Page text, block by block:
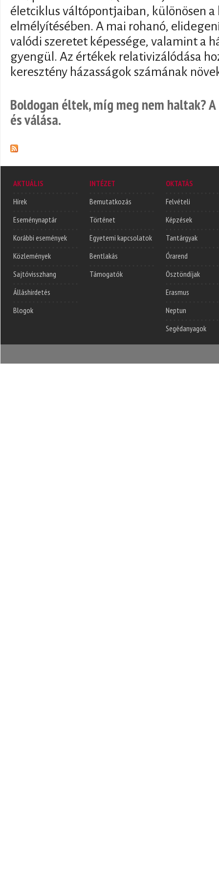
életciklus váltópontjaiban, különösen
elmélyítésében. A mai rohanó,
valódi szeretet képessége, valamint a
gyengül. Az értékek relativizálódása
keresztény házasságok számának
Boldogan éltek, míg meg nem haltak?
és válása.
AKTUÁLIS
Hírek
Eseménynaptár
Korábbi események
Közlemények
Sajtóvisszhang
Álláshirdetés
Blogok
INTÉZET
Bemutatkozás
Történet
Egyetemi kapcsolatok
Bentlakás
Támogatók
OKTATÁS
Felvételi
Képzések
Tantárgyak
Órarend
Ösztöndíjak
Erasmus
Neptun
Segédanyagok